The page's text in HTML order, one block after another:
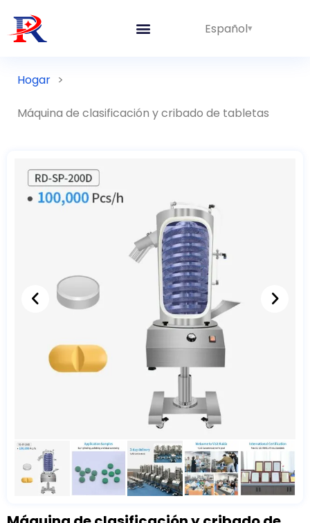
Español
Hogar >
Máquina de clasificación y cribado de tabletas